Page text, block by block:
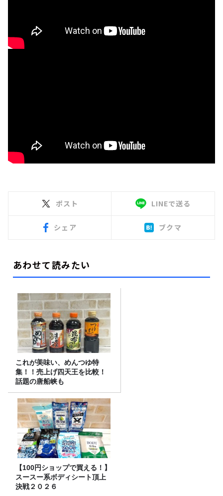
ポスト LINEで送る
シェア ブクマ
あわせて読みたい
これが美味い、めんつゆ特
集！！売上げ四天王を比較！
話題の唐船峡も
【100円ショップで買える！】
スースー系ボディシート頂上
決戦２０２６